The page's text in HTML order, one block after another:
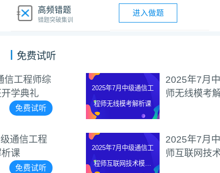
高频错题
错题突破集训
进入做题
免费试听
2025年7月中级通信工
程师无线模考解析课
2025年7月中级通信工程
师无线模考解析课
程师互联网技术模考
2025年7月中级通信工程
师互联网技术模考解析课